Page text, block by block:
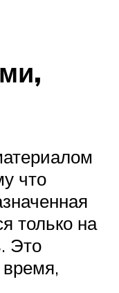
что
только на
Это
время,